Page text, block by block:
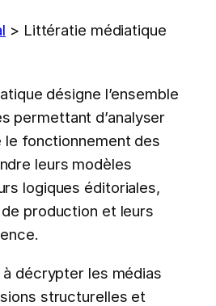
> Littératie médiatique
désigne l’ensemble
permettant d’analyser
fonctionnement des
leurs modèles
logiques éditoriales,
production et leurs
à décrypter les médias
structurelles et